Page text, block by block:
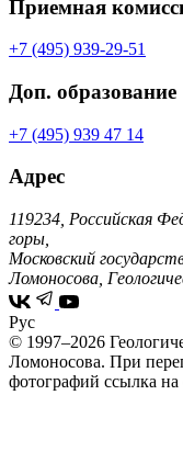
Приемная
+7 (495) 939-29-51
Доп. образование
+7 (495) 939 47 14
Адрес
119234, Российская
горы,
Московский
Ломоносова,
Рус
© 1997–2026
Ломоносова. При
фотографий ссылка на